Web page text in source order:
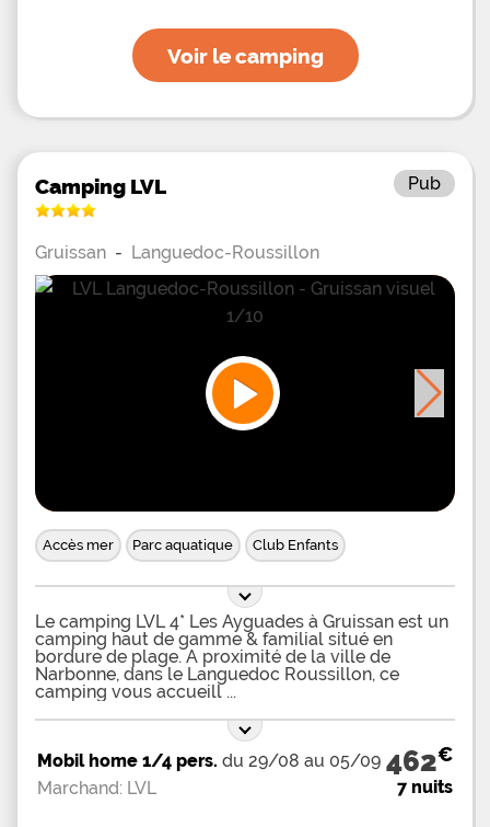
Voir le camping
Pub
Camping LVL
Gruissan - Languedoc-Roussillon
Accès mer Parc aquatique Club Enfants
Le camping LVL 4* Les Ayguades à Gruissan est un
camping haut de gamme & familial situé en
bordure de plage. A proximité de la ville de
Narbonne, dans le Languedoc Roussillon, ce
camping vous accueill
Mobil home 1/4 pers. du 29/08 au 05/09
Marchand: LVL
462€
7 nuits